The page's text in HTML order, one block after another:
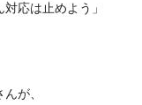
対応は止めよう」
が、